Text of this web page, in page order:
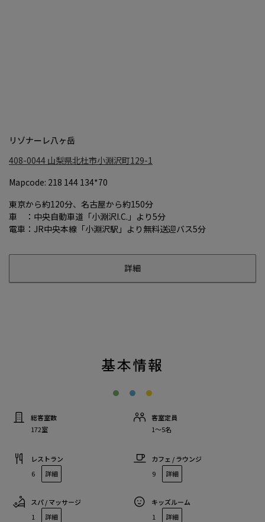
リゾナーレ八ヶ岳
408-0044 山梨県北杜市小淵沢町129-1
Mapcode: 218 144 134*70
東京から約120分、名古屋から約150分
車 ：中央自動車道「小淵沢I.C.」より5分
電車：JR中央本線「小淵沢駅」より無料送迎バス5分
詳細
基本情報
総客室数
172室
客室定員
1〜5名
レストラン
6
詳細
カフェ / ラウンジ
9
詳細
スパ / マッサージ
1
詳細
キッズルーム
1
詳細